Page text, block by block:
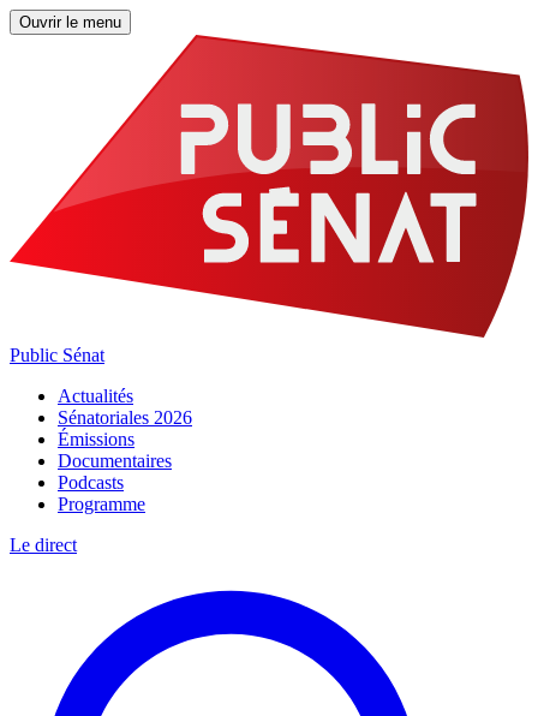
Ouvrir le menu
Public Sénat
Actualités
Sénatoriales 2026
Émissions
Documentaires
Podcasts
Programme
Le direct